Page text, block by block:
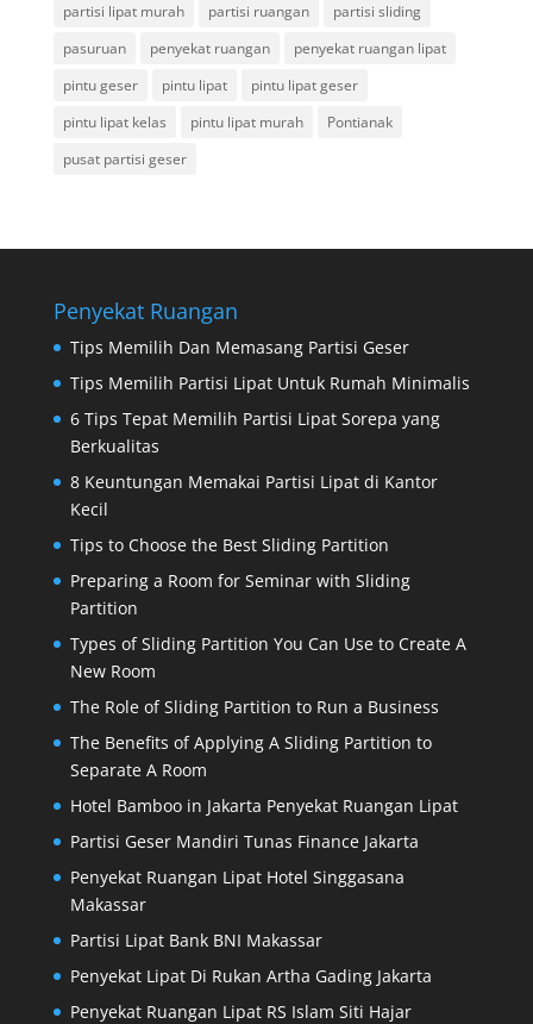
partisi lipat murah partisi ruangan
partisi sliding
pasuruan
penyekat ruangan
penyekat ruangan lipat
pintu geser
pintu lipat
pintu lipat geser
pintu lipat kelas
pintu lipat murah
Pontianak
pusat partisi geser
Penyekat Ruangan
Tips Memilih Dan Memasang Partisi Geser
Tips Memilih Partisi Lipat Untuk Rumah Minimalis
6 Tips Tepat Memilih Partisi Lipat Sorepa yang
Berkualitas
8 Keuntungan Memakai Partisi Lipat di Kantor
Kecil
Tips to Choose the Best Sliding Partition
Preparing a Room for Seminar with Sliding
Partition
Types of Sliding Partition You Can Use to Create A
New Room
The Role of Sliding Partition to Run a Business
The Benefits of Applying A Sliding Partition to
Separate A Room
Hotel Bamboo in Jakarta Penyekat Ruangan Lipat
Partisi Geser Mandiri Tunas Finance Jakarta
Penyekat Ruangan Lipat Hotel Singgasana
Makassar
Partisi Lipat Bank BNI Makassar
Penyekat Lipat Di Rukan Artha Gading Jakarta
Penyekat Ruangan Lipat RS Islam Siti Hajar